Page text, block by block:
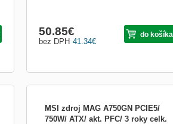
41.34€
bez DPH
50.85€ do košíka
MSI zdroj MAG A750GN PCIE5/
750W/ ATX/ akt. PFC/ 3 roky celk.